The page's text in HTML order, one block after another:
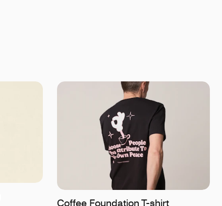
Coffee Foundation T-shirt